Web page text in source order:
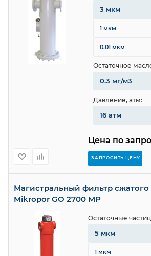
Цена по
ЗАПРОСИТЬ ЦЕНУ
3 мкм
1 мкм
0.01 мкм
Остаточное
0.3 мг/м3
Давление, атм:
16 атм
Магистральный фильтр сжатого
Mikropor GO 2700 MP
Остаточные
5 мкм
1 мкм